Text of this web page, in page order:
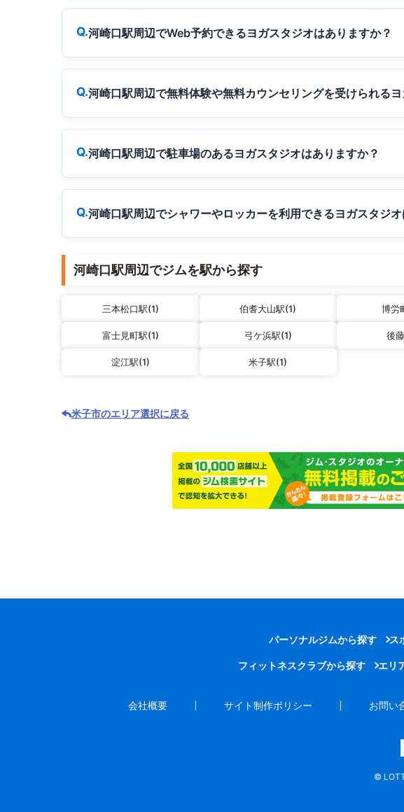
河崎口駅周辺でWeb予約できるヨガスタジオはありますか？
河崎口駅周辺で無料体験や無料カウンセリングを受けられる
河崎口駅周辺で駐車場のあるヨガスタジオはありますか？
河崎口駅周辺でシャワーやロッカーを利用できるヨガスタジ
河崎口駅周辺でジムを駅から探す
三本松口駅(1) 伯耆大山駅(1) 博労
富士見町駅(1) 弓ケ浜駅(1) 後
淀江駅(1) 米子駅(1)
米子市のエリア選択に戻る
パーソナルジムから探す ス
フィットネスクラブから探す エリ
会社概要 サイト制作ポリシー お問い
©